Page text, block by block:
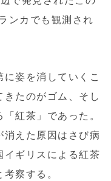
ンカでも観測され
姿を消していくこ
たのがゴム、そし
紅茶」であった。
えた原因はさび病
ギリスによる紅茶
察する。